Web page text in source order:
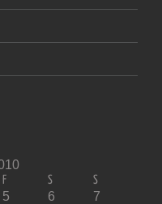
F S S
5 6
7